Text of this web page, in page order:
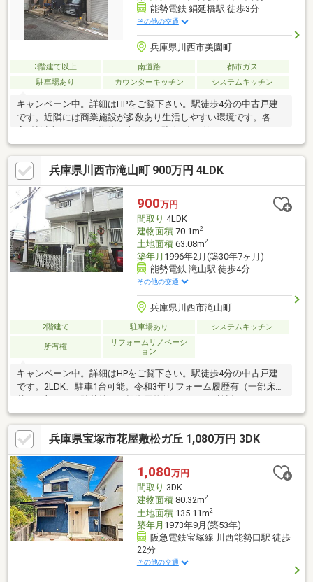
能勢電鉄 絹延橋駅 徒歩3分
その他の交通
兵庫県川西市美園町
3階建て以上 南道路
都市ガス
駐車場あり
カウンターキッチン システムキッチン
キャンペーン中。詳細はHPをご覧下さい。駅徒歩4分の中古戸建
です。近隣には商業施設が多数あり生活しやすい環境です。各居
兵庫県川西市滝山町 900万円 4LDK
900万円
間取り 4LDK
建物面積70.1m2
土地面積63.08m2
築年月 1996年2月(築30年7ヶ月)
能勢電鉄 滝山駅 徒歩4分
その他の交通
兵庫県川西市滝山町
2階建て 駐車場あり システムキッチン
所有権
リフォームリノベーシ
ョン
キャンペーン中。詳細はHPをご覧下さい。駅徒歩4分の中古戸建
です。2LDK、駐車1台可能。令和3年リフォーム履歴有（一部床貼
替、一部クロス貼替等）。投資用物件としてもご検討いただけま
す。
兵庫県宝塚市花屋敷松ガ丘 1,080万円 3DK
1,080万円
間取り 3DK
建物面積80.32m2
土地面積135.11m2
築年月 1973年9月(築53年)
阪急電鉄宝塚線 川西能勢口駅 徒歩
22分
その他の交通